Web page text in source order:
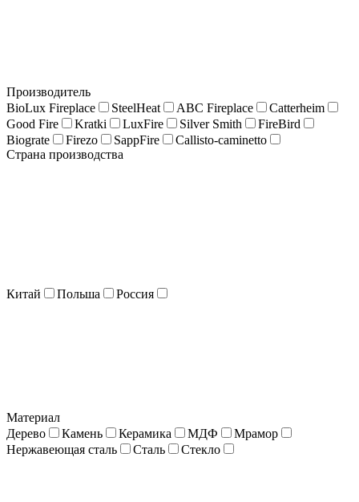
Производитель
BioLux Fireplace
SteelHeat ABC Fireplace
Catterheim
Good Fire
Kratki LuxFire Silver Smith
FireBird
Biograte
Firezo SappFire
Callisto-caminetto
Страна производства
Китай Польша Россия
Материал
Дерево
Камень Керамика МДФ
Мрамор
Нержавеющая сталь
Сталь Стекло